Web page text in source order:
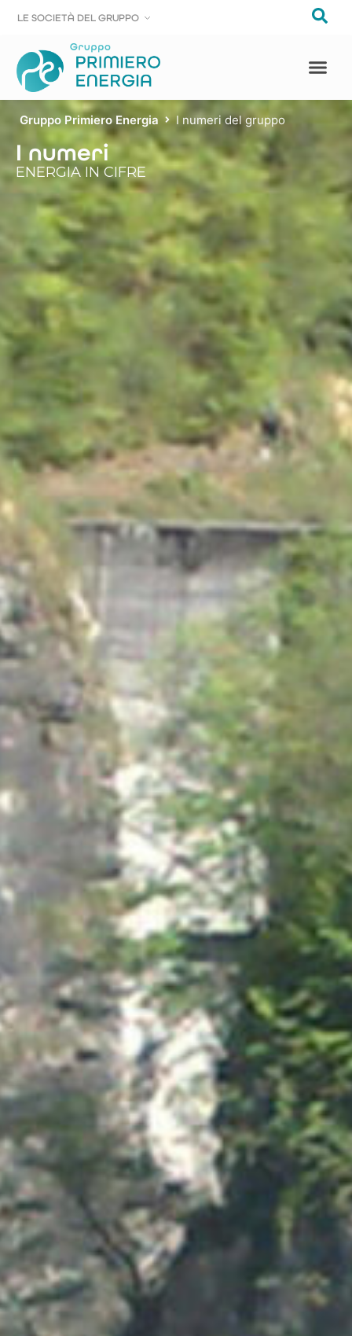
LE SOCIETÀ DEL GRUPPO
LE SOCIETÀ DEL GRUPPO
Gruppo Primiero Energia I numeri del gruppo
I numeri
ENERGIA IN CIFRE